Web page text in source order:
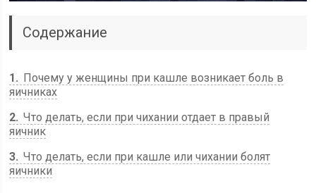
Содержание
1
Почему у женщины при кашле возникает боль в
яичниках
2 Что делать, если при чихании отдает в правый
яичник
3 Что делать, если при кашле или чихании болят
яичники